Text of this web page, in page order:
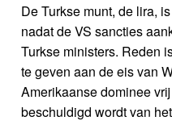
De Turkse munt, de lira,
nadat de VS sancties
Turkse ministers. Reden
te geven aan de eis van
Amerikaanse dominee
beschuldigd wordt van